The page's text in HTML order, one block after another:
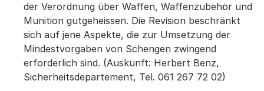
der Verordnung über Waffen, Waffenzubehör und
Munition gutgeheissen. Die Revision beschränkt
sich auf jene Aspekte, die zur Umsetzung der
Mindestvorgaben von Schengen zwingend
erforderlich sind. (Auskunft: Herbert Benz,
Sicherheitsdepartement, Tel. 061 267 72 02)